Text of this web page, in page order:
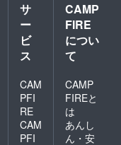
サ
ー
ビ
ス
CAM
PFI
RE
CAM
PFI
CAMP
FIRE
につい
て
CAMP
FIREと
は
あんし
ん・安